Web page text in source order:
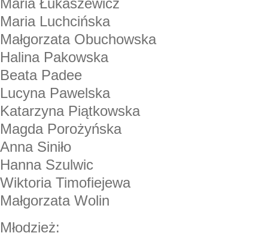
Maria Łukaszewicz
Maria Luchcińska
Małgorzata Obuchowska
Halina Pakowska
Beata Padee
Lucyna Pawelska
Katarzyna Piątkowska
Magda Porożyńska
Anna Siniło
Hanna Szulwic
Wiktoria Timofiejewa
Małgorzata Wolin
Młodzież: